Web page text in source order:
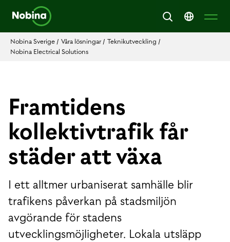
Nobina Sverige / Våra lösningar/ Teknikutveckling /
Nobina Electrical Solutions
Framtidens
kollektivtrafik får
städer att växa
I ett alltmer urbaniserat samhälle blir
trafikens påverkan på stadsmiljön
avgörande för stadens
utvecklingsmöjligheter. Lokala utsläpp